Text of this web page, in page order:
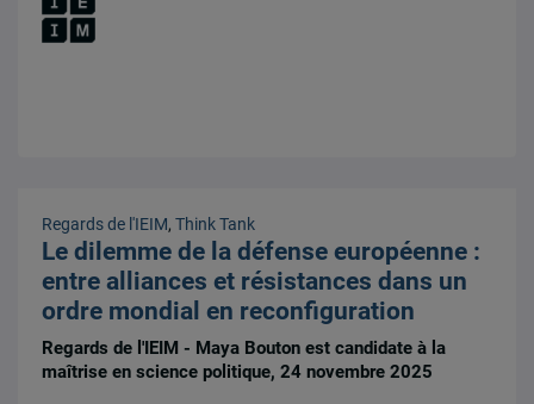
Regards de l'IEIM,Think Tank
Le dilemme de la défense européenne :
entre alliances et résistances dans un
ordre mondial en reconfiguration
Regards de l'IEIM - Maya Bouton est candidate à la
maîtrise en science politique, 24 novembre 2025